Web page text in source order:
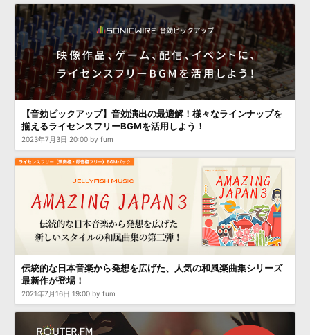
APS 映像のBGM・ セリフを音声分離
SLS 音素材の制作・ ライセンス提供
【音効ピックアップ】音効演出の最適解！様々なラインナップを
揃えるライセンスフリーBGMを活用しよう！
2023年7月3日 20:00 by fum
伝統的な日本音楽から発想を広げた、人気の和風楽曲集シリーズ
最新作が登場！
2021年7月16日 19:00 by fum